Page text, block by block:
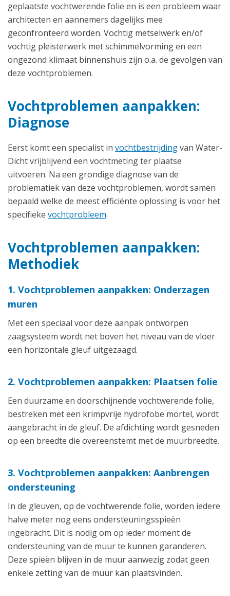
geplaatste vochtwerende folie en is een probleem waar
architecten en aannemers dagelijks mee
geconfronteerd worden. Vochtig metselwerk en/of
vochtig pleisterwerk met schimmelvorming en een
ongezond klimaat binnenshuis zijn o.a. de gevolgen van
deze vochtproblemen.
Vochtproblemen aanpakken:
Diagnose
Eerst komt een specialist in vochtbestrijdingvan Water-
Dicht vrijblijvend een vochtmeting ter plaatse
uitvoeren. Na een grondige diagnose van de
problematiek van deze vochtproblemen, wordt samen
bepaald welke de meest efficiënte oplossing is voor het
specifieke vochtprobleem.
Vochtproblemen aanpakken:
Methodiek
1. Vochtproblemen aanpakken: Onderzagen
muren
Met een speciaal voor deze aanpak ontworpen
zaagsysteem wordt net boven het niveau van de vloer
een horizontale gleuf uitgezaagd.
2. Vochtproblemen aanpakken: Plaatsen folie
Een duurzame en doorschijnende vochtwerende folie,
bestreken met een krimpvrije hydrofobe mortel, wordt
aangebracht in de gleuf. De afdichting wordt gesneden
op een breedte die overeenstemt met de muurbreedte.
3. Vochtproblemen aanpakken: Aanbrengen
ondersteuning
In de gleuven, op de vochtwerende folie, worden iedere
halve meter nog eens ondersteuningsspieën
ingebracht. Dit is nodig om op ieder moment de
ondersteuning van de muur te kunnen garanderen.
Deze spieën blijven in de muur aanwezig zodat geen
enkele zetting van de muur kan plaatsvinden.